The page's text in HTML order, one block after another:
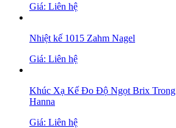
Giá: Liên hệ
Nhiệt kế 1015 Zahm Nagel
Giá: Liên hệ
Khúc Xạ Kế Đo Độ Ngọt Brix Trong
Hanna
Giá: Liên hệ